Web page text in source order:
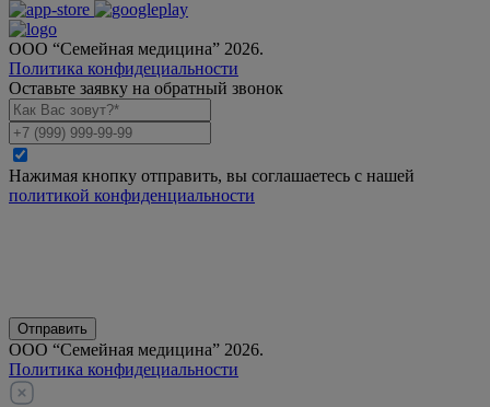
ООО “Семейная медицина” 2026.
Политика конфидециальности
Оставьте заявку на обратный звонок
Нажимая кнопку отправить, вы соглашаетесь с нашей
политикой конфиденциальности
Отправить
ООО “Семейная медицина” 2026.
Политика конфидециальности